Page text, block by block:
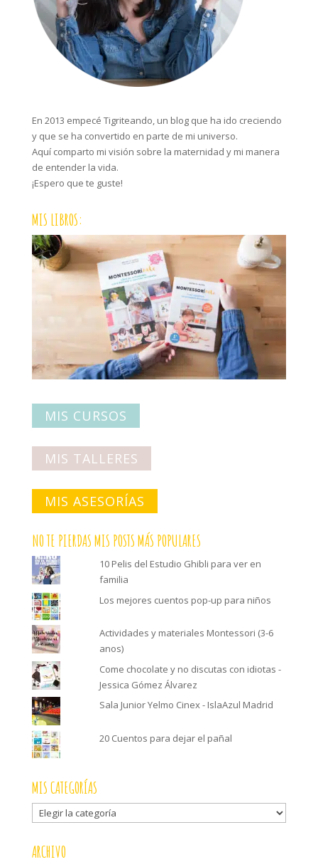
En 2013 empecé Tigriteando, un blog que ha ido creciendo
y que se ha convertido en parte de mi universo.
Aquí comparto mi visión sobre la maternidad y mi manera
de entender la vida.
¡Espero que te guste!
MIS LIBROS:
MIS CURSOS
MIS TALLERES
MIS ASESORÍAS
NO TE PIERDAS MIS POSTS MÁS POPULARES
10 Pelis del Estudio Ghibli para ver en
familia
Los mejores cuentos pop-up para niños
Actividades y materiales Montessori (3-6
anos)
Come chocolate y no discutas con idiotas -
Jessica Gómez Álvarez
Sala Junior Yelmo Cinex - IslaAzul Madrid
20 Cuentos para dejar el pañal
MIS CATEGORÍAS
Mis
categorías
ARCHIVO